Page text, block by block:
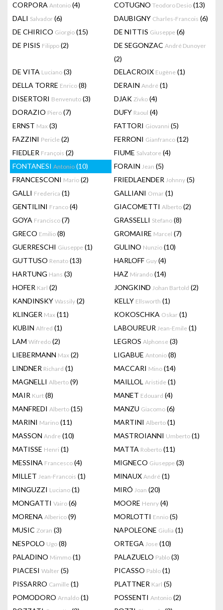
CORPORA Antonio (4) COTUGNO Teodoro Desio (13)
DALI Salvador (6) DAUBIGNY Charles-Francois (6)
DE CHIRICO Giorgio (15) DE NITTIS Giuseppe (6)
DE PISIS Filippo (2) DE SEGONZAC André Dunoyer
(2)
DE VITA Luciano (3) DELACROIX Eugène (1)
DELLA TORRE Enrico (8) DERAIN André (1)
DISERTORI Benvenuto (3) DJAK Zivko (4)
DORAZIO Piero (7) DUFY Raoul (4)
ERNST Max (3) FATTORI Giovanni (5)
FAZZINI Pericle (2) FERRONI Gianfranco (12)
FIEDLER François (2) FIUME Salvatore (4)
FONTANESI Antonio (10) FORAIN Jean (5)
FRANCESCONI Mario (2) FRIEDLAENDER Johnny (5)
GALLI Frederica (1) GALLIANI Omar (1)
GENTILINI Franco (4) GIACOMETTI Alberto (2)
GOYA Francisco (7) GRASSELLI Stefano (8)
GRECO Emilio (8) GROMAIRE Marcel (7)
GUERRESCHI Giuseppe (1) GULINO Nunzio (10)
GUTTUSO Renato (13) HARLOFF Guy (4)
HARTUNG Hans (3) HAZ Mirando (14)
HOFER Karl (2) JONGKIND Johan Bartold (2)
KANDINSKY Wassily (2) KELLY Ellsworth (1)
KLINGER Max (11) KOKOSCHKA Oskar (1)
KUBIN Alfred (1) LABOUREUR Jean-Emile (1)
LAM Wifredo (2) LEGROS Alphonse (3)
LIEBERMANN Max (2) LIGABUE Antonio (8)
LINDNER Richard (1) MACCARI Mino (14)
MAGNELLI Alberto (9) MAILLOL Aristide (1)
MAIR Kurt (8) MANET Edouard (4)
MANFREDI Alberto (15) MANZU Giacomo (6)
MARINI Marino (11) MARTINI Alberto (1)
MASSON Andre (10) MASTROIANNI Umberto (1)
MATISSE Henri (1) MATTA Roberto (11)
MESSINA Francesco (4) MIGNECO Giuseppe (3)
MILLET Jean-Francois (1) MINAUX André (1)
MINGUZZI Luciano (1) MIRÓ Joan (20)
MONGATTI Vairo (6) MOORE Henry (4)
MORENA Alberico (9) MORLOTTI Ennio (5)
MUSIC Zoran (3) NAPOLEONE Giulia (1)
NESPOLO Ugo (8) ORTEGA Jose (10)
PALADINO Mimmo (1) PALAZUELO Pablo (3)
PIACESI Walter (5) PICASSO Pablo (1)
PISSARRO Camille (1) PLATTNER Karl (5)
POMODORO Arnaldo (1) POSSENTI Antonio (2)